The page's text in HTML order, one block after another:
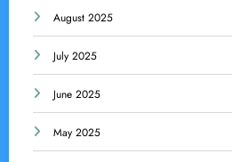
August 2025
July 2025
June 2025
May 2025